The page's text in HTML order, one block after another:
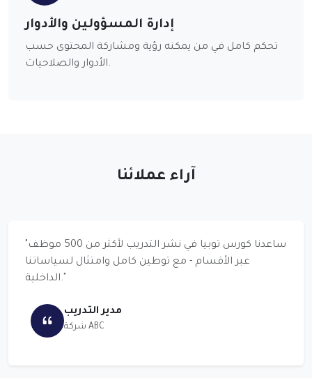
إدارة المسؤولين والأدوار
تحكم كامل في من يمكنه رؤية ومشاركة المحتوى حسب
الأدوار والصلاحيات.
آراء عملائنا
ساعدنا كورس توبيا في نشر التدريب لأكثر من 500 موظف
عبر الأقسام - مع توطين كامل وامتثال لسياساتنا
الداخلية.
مدير التدريب
شركة ABC